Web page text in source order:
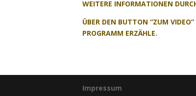
WEITERE INFORMATIONEN
ÜBER DEN BUTTON “ZUM
PROGRAMM ERZÄHLE.
Impressum